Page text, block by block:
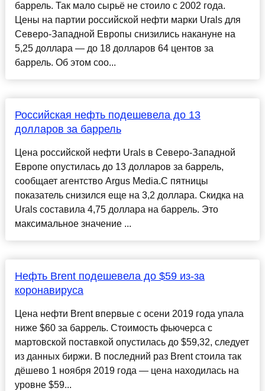
баррель. Так мало сырьё не стоило с 2002 года.
Цены на партии российской нефти марки Urals для
Северо-Западной Европы снизились накануне на
5,25 доллара — до 18 долларов 64 центов за
баррель. Об этом соо...
Российская нефть подешевела до 13
долларов за баррель
Цена российской нефти Urals в Северо-Западной
Европе опустилась до 13 долларов за баррель,
сообщает агентство Argus Media.С пятницы
показатель снизился еще на 3,2 доллара. Скидка на
Urals составила 4,75 доллара на баррель. Это
максимальное значение ...
Нефть Brent подешевела до $59 из-за
коронавируса
Цена нефти Brent впервые с осени 2019 года упала
ниже $60 за баррель. Стоимость фьючерса с
мартовской поставкой опустилась до $59,32, следует
из данных биржи. В последний раз Brent стоила так
дёшево 1 ноября 2019 года — цена находилась на
уровне $59...